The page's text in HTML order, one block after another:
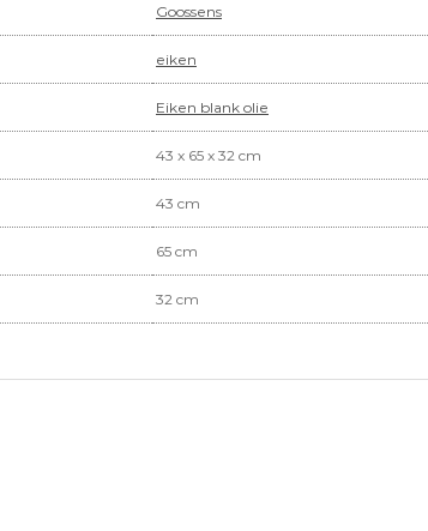
Goossens
eiken
Eiken blank olie
43 x 65 x 32 cm
43 cm
65 cm
32 cm